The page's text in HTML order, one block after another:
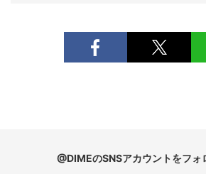
@DIMEのSNSアカウントをフォ